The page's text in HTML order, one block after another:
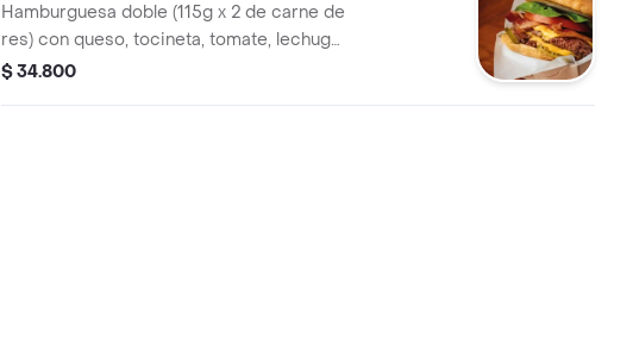
Hamburguesa doble (115g x 2 de carne de
res) con queso, tocineta, tomate, lechuga
y salsa Home
$ 34.800